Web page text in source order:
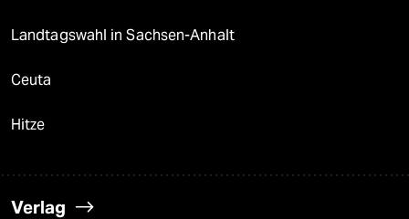
Landtagswahl in Sachsen-Anhalt
Ceuta
Hitze
Verlag